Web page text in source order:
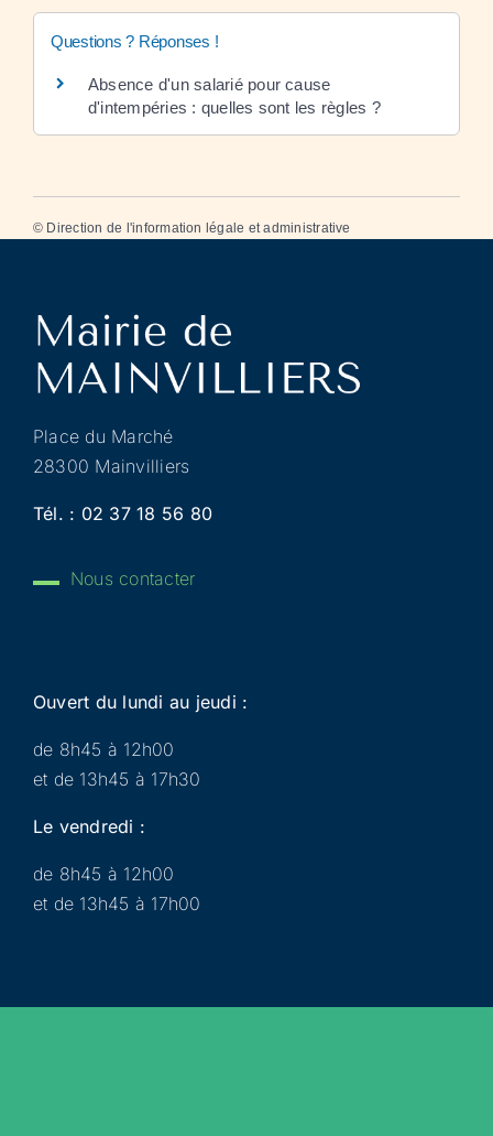
Questions ? Réponses !
Absence d'un salarié pour cause
d'intempéries : quelles sont les règles ?
© Direction de l'information légale et administrative
Place du Marché
28300 Mainvilliers
Tél. : 02 37 18 56 80
Nous contacter
Ouvert du lundi au jeudi :
de 8h45 à 12h00
et de 13h45 à 17h30
Le vendredi :
de 8h45 à 12h00
et de 13h45 à 17h00